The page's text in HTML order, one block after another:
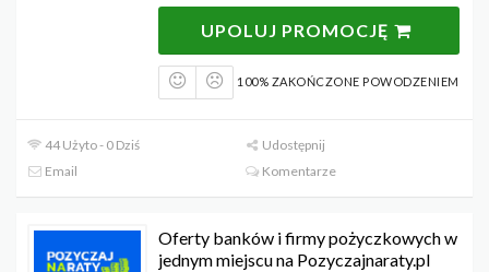
UPOLUJ PROMOCJĘ
100% ZAKOŃCZONE POWODZENIEM
44 Użyto - 0 Dziś
Udostępnij
Email
Komentarze
Oferty banków i firmy pożyczkowych w
jednym miejscu na Pozyczajnaraty.pl